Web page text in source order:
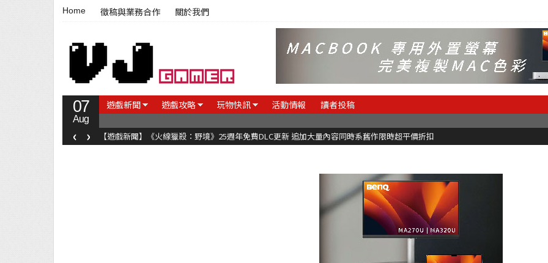
Home 徵稿與業務合作 關於我們
07
Aug
遊戲新聞 遊戲攻略 玩物快訊 活動情報 讀者投稿
【遊戲新聞】《火線獵殺：野境》25週年免費DLC更新 追加大量內容同時系舊作限時超平價折扣
‹ ›